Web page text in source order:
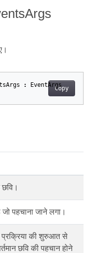
Copy
: EventArgs
छवि।
जो पहचाना जाने लगा।
प्रक्रिया की शुरुआत से
छवि की पहचान होने